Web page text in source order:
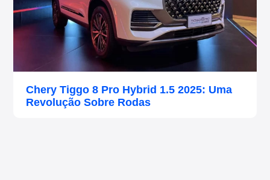
Chery Tiggo 8 Pro Hybrid 1.5 2025: Uma
Revolução Sobre Rodas